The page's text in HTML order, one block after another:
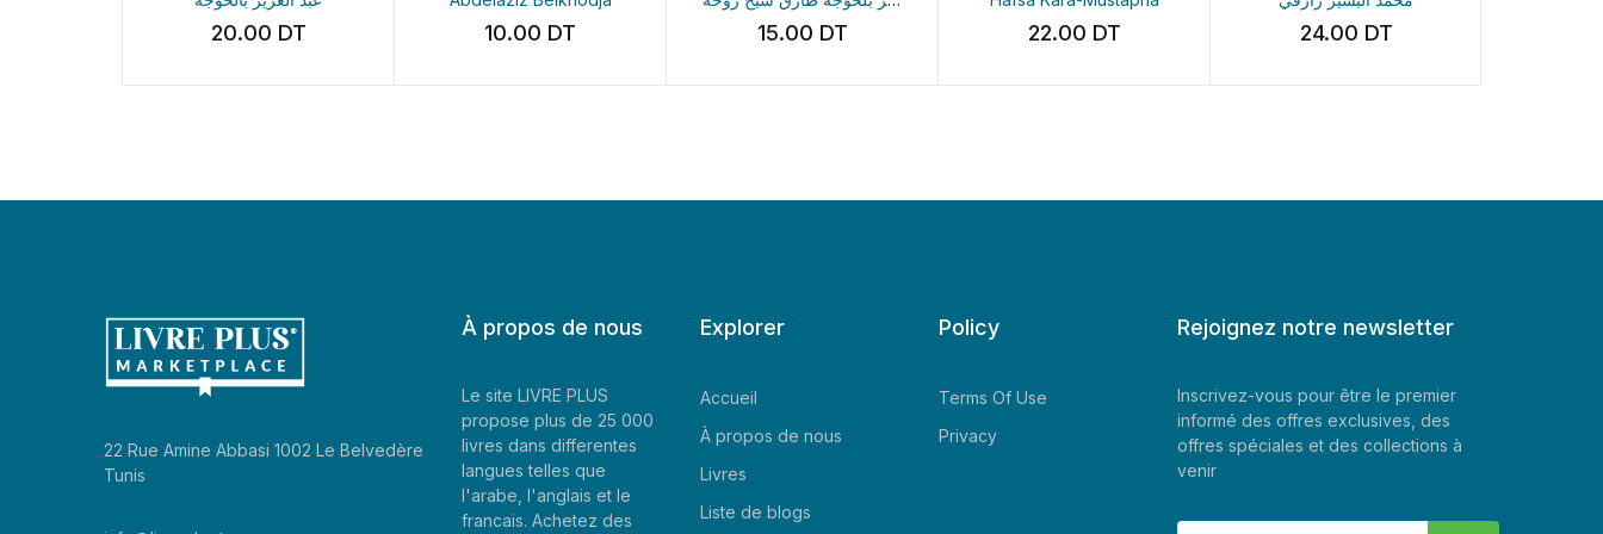
20.00DT 10.00DT 15.00DT 22.00DT 24.00DT
22 Rue Amine Abbasi 1002 Le Belvedère
Tunis
À propos de nous
Le site LIVRE PLUS
propose plus de 25 000
livres dans differentes
langues telles que
l'arabe, l'anglais et le
francais. Achetez des
Explorer
Accueil
À propos de nous
Livres
Liste de blogs
Policy
Terms Of Use
Privacy
Rejoignez notre newsletter
Inscrivez-vous pour être le premier
informé des offres exclusives, des
offres spéciales et des collections à
venir